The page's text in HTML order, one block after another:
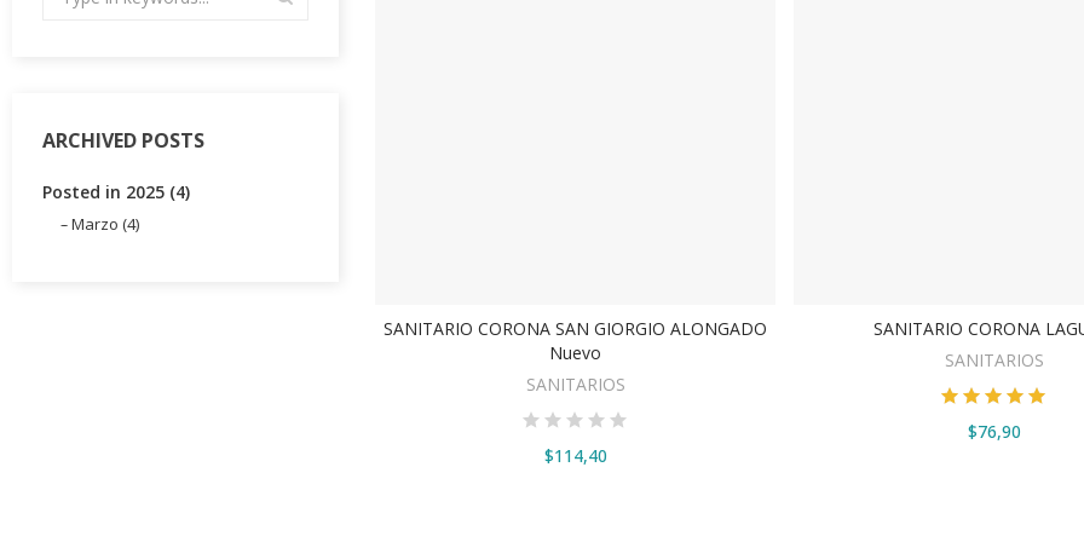
AÑADIR AL CARRITO
SANITARIO CORONA SAN GIORGIO ALONGADO
Nuevo
SANITARIOS
$114,40
VER OPCIONES
SANITARIO CORONA
SANITARIOS
$76,90
ARCHIVED POSTS
Posted in 2025 (4)
Marzo (4)